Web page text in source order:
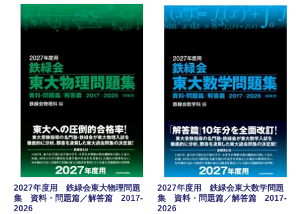
2027年度用 鉄緑会東大物理問題
集 資料・問題篇／解答篇 2017-
2026
2027年度用 鉄緑会東大数学問題
集 資料・問題篇／解答篇 2017-
2026